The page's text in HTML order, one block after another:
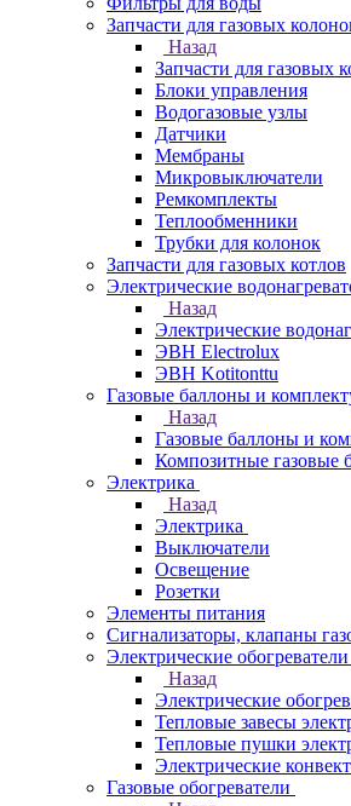
Запчасти для газовых
Назад
Запчасти для газовых
Блоки управления
Водогазовые узлы
Датчики
Мембраны
Микровыключатели
Ремкомплекты
Теплообменники
Трубки для колонок
Запчасти для газовых котлов
Электрические
Назад
Электрические
ЭВН Electrolux
ЭВН Kotitonttu
Газовые баллоны и
Назад
Газовые баллоны и
Композитные газовые
Электрика
Назад
Электрика
Выключатели
Освещение
Розетки
Элементы питания
Сигнализаторы, клапаны
Электрические обогреватели
Назад
Электрические
Тепловые завесы
Тепловые пушки
Электрические
Газовые обогреватели